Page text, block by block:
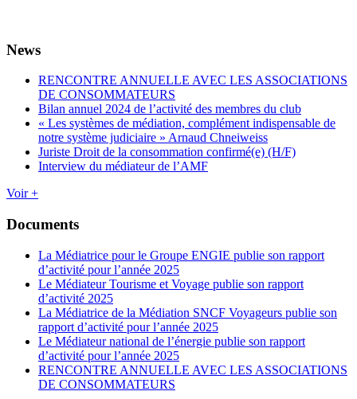
News
RENCONTRE ANNUELLE AVEC LES ASSOCIATIONS
DE CONSOMMATEURS
Bilan annuel 2024 de l’activité des membres du club
« Les systèmes de médiation, complément indispensable de
notre système judiciaire » Arnaud Chneiweiss
Juriste Droit de la consommation confirmé(e) (H/F)
Interview du médiateur de l’AMF
Voir +
Documents
La Médiatrice pour le Groupe ENGIE publie son rapport
d’activité pour l’année 2025
Le Médiateur Tourisme et Voyage publie son rapport
d’activité 2025
La Médiatrice de la Médiation SNCF Voyageurs publie son
rapport d’activité pour l’année 2025
Le Médiateur national de l’énergie publie son rapport
d’activité pour l’année 2025
RENCONTRE ANNUELLE AVEC LES ASSOCIATIONS
DE CONSOMMATEURS